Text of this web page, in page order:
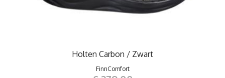
Holten Carbon / Zwart
FinnComfort